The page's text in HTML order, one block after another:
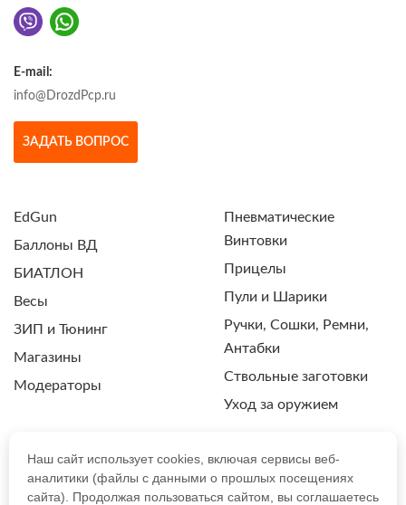
E-mail:
info@DrozdPcp.ru
ЗАДАТЬ ВОПРОС
EdGun
Баллоны ВД
БИАТЛОН
Весы
ЗИП и Тюнинг
Магазины
Модераторы
Пневматические
Винтовки
Прицелы
Пули и Шарики
Ручки, Сошки, Ремни,
Антабки
Ствольные заготовки
Уход за оружием
ПОЛИТИКА КОНФИДЕНЦИАЛЬНОСТИ
Наш сайт использует cookies, включая сервисы веб-
аналитики (файлы с данными о прошлых посещениях
сайта). Продолжая пользоваться сайтом, вы соглашаетесь